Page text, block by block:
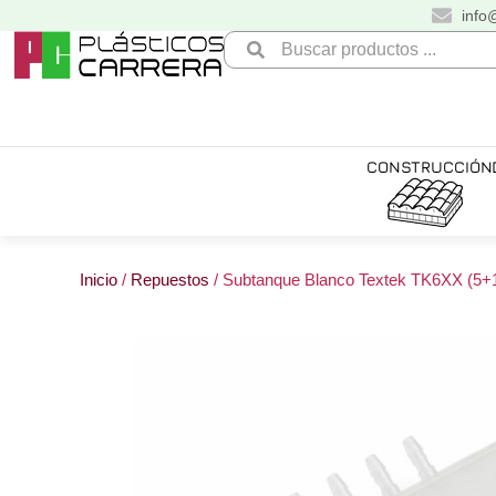
contenido
Search
CONSTRUCCIÓN
Inicio / Repuestos / Subtanque Blanco Textek TK6XX